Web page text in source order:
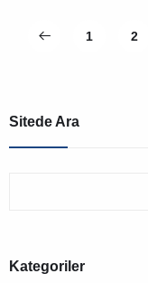
1 2
Sitede Ara
Kategoriler